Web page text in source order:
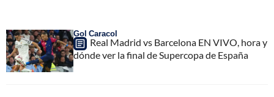
Gol Caracol
Real Madrid vs Barcelona EN VIVO, hora y
dónde ver la final de Supercopa de España